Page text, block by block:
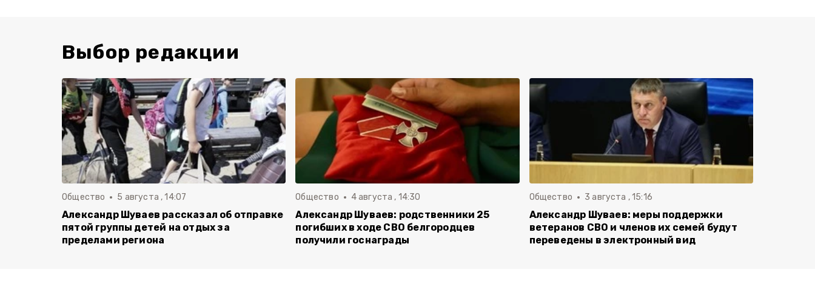
Выбор редакции
Общество 5 августа , 14:07
Александр Шуваев рассказал об отправке
пятой группы детей на отдых за
пределами региона
Общество 4 августа , 14:30
Александр Шуваев: родственники 25
погибших в ходе СВО белгородцев
получили госнаграды
Общество 3 августа , 15:16
Александр Шуваев: меры поддержки
ветеранов СВО и членов их семей будут
переведены в электронный вид